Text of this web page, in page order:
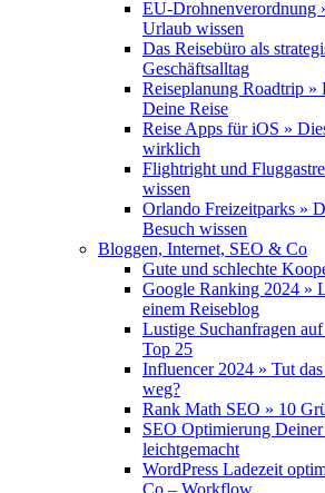
EU-Drohnenverordnung
Urlaub wissen
Das Reisebüro als
Geschäftsalltag
Reiseplanung Roadtrip »
Deine Reise
Reise Apps für iOS »
wirklich
Flightright und
wissen
Orlando Freizeitparks »
Besuch wissen
Bloggen, Internet, SEO & Co
Gute und schlechte
Google Ranking 2024 »
einem Reiseblog
Lustige Suchanfragen
Top 25
Influencer 2024 » Tut
weg?
Rank Math SEO » 10
SEO Optimierung
leichtgemacht
WordPress Ladezeit
Co – Workflow